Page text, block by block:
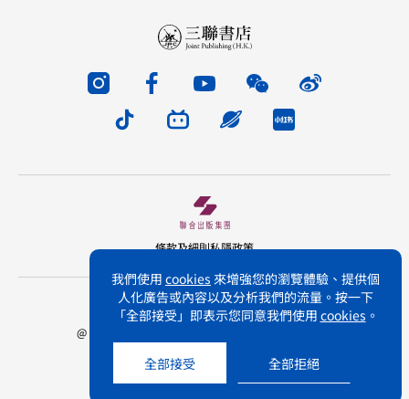
我們使用 cookies 來增強您的瀏覽體驗、提供個
人化廣告或內容以及分析我們的流量。按一下
「全部接受」即表示您同意我們使用 cookies 。
全部接受 全部拒絕
版權所有 不得轉載 三聯書店(香港)有限公司
@ Joint Publishing (Hong Kong) Company Limited.
All rights reserved.
條款及細則私隱政策